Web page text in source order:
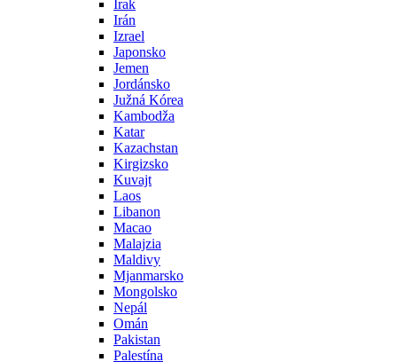
Irak
Irán
Izrael
Japonsko
Jemen
Jordánsko
Južná Kórea
Kambodža
Katar
Kazachstan
Kirgizsko
Kuvajt
Laos
Libanon
Macao
Malajzia
Maldivy
Mjanmarsko
Mongolsko
Nepál
Omán
Pakistan
Palestína